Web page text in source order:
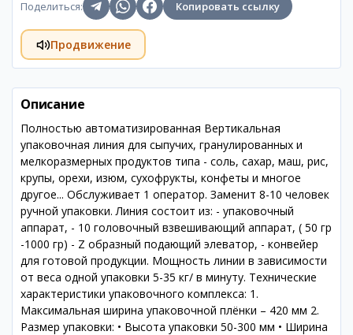
Поделиться: Копировать ссылку
Продвижение
Описание
Полностью автоматизированная Вертикальная
упаковочная линия для сыпучих, гранулированных и
мелкоразмерных продуктов типа - соль, сахар, маш, рис,
крупы, орехи, изюм, сухофрукты, конфеты и многое
другое... Обслуживает 1 оператор. Заменит 8-10 человек
ручной упаковки. Линия состоит из: - упаковочный
аппарат, - 10 головочный взвешивающий аппарат, ( 50 гр
-1000 гр) - Z образный подающий элеватор, - конвейер
для готовой продукции. Мощность линии в зависимости
от веса одной упаковки 5-35 кг/ в минуту. Технические
характеристики упаковочного комплекса: 1.
Максимальная ширина упаковочной плёнки – 420 мм 2.
Размер упаковки: • Высота упаковки 50-300 мм • Ширина